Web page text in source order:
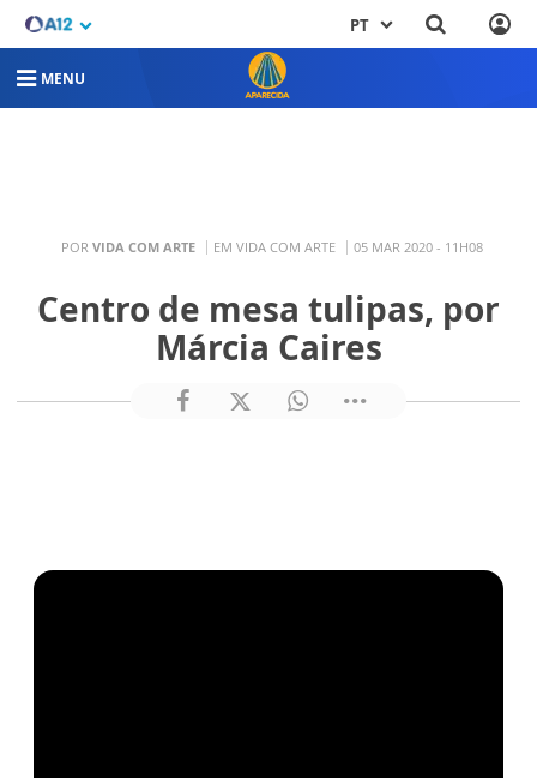
PT
MENU
POR VIDA COM ARTE EM VIDA COM ARTE 05 MAR 2020 - 11H08
Centro de mesa tulipas, por
Márcia Caires